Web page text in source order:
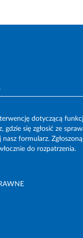
dotyczącą
gdzie się zgłosić ze
nasz formularz.
do rozpatrzenia.